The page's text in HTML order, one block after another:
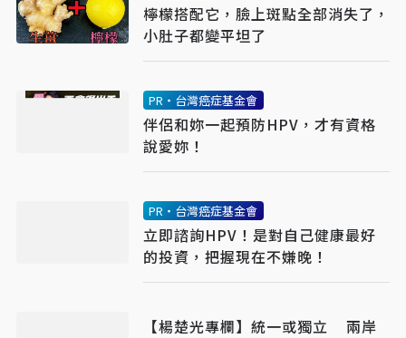
檸檬搭配它，臉上斑點全部消失了，
小肚子都變平坦了
PR・台灣癌症基金會
伴侶和妳一起預防HPV，才有資格
說愛妳！
PR・台灣癌症基金會
立即諮詢HPV！是對自己健康最好
的投資，把握現在不嫌晚！
【楊楚光專欄】統一或獨立 兩岸